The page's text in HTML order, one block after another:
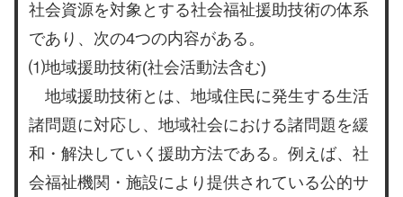
社会資源を対象とする社会福祉援助技術の体系
であり、次の4つの内容がある。
⑴地域援助技術(社会活動法含む)
地域援助技術とは、地域住民に発生する生活
諸問題に対応し、地域社会における諸問題を緩
和・解決していく援助方法である。例えば、社
会福祉機関・施設により提供されている公的サ